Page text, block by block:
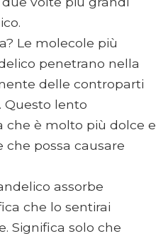
Le molecole più
penetrano nella
delle controparti
Questo lento
che è molto più dolce e
possa causare
assorbe
che lo sentirai
Significa solo che